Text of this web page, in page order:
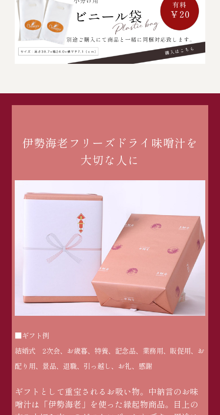
伊勢海老フリーズドライ味噌汁を
大切な人に
■ギフト例
結婚式 2次会、お歳暮、特養、記念品、業務用、販促用、お
配り用、景品、退職、引っ越し、お礼、感謝
ギフトとして重宝されるお吸い物。中納言のお味
噌汁は「伊勢海老」を使った縁起物商品。目上の